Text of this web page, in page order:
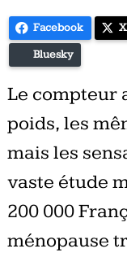
Facebook X
Bluesky
Le compteur
poids, les
mais les
vaste étude
200 000
ménopause